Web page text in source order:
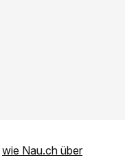
wie Nau.ch über